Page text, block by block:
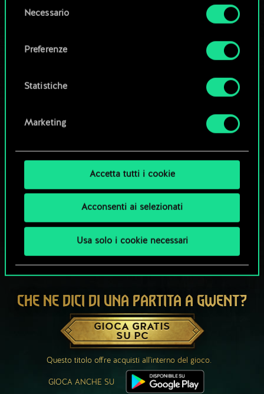
Tutti i dettagli su come utilizziamo i cookie e su
disponibili nel menu "Impostazioni" qui sotto.
delNecessario
Preferenze
Statistiche
Marketing
Accetta tutti i cookie
Acconsenti ai selezionati
Usa solo i cookie necessari
CHE NE DICI DI UNA PARTITA A GWENT?
GIOCA GRATIS
SU PC
Questo titolo offre acquisti all'interno del gioco.
GIOCA ANCHE SU